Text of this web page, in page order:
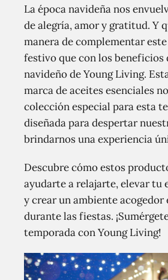
La época navideña nos
de alegría, amor y gratitud. Y
manera de complementar
festivo que con los beneficios
navideño de Young Living.
marca de aceites esenciales
colección especial para esta
diseñada para despertar
brindarnos una experiencia
Descubre cómo estos
ayudarte a relajarte, elevar tu
y crear un ambiente acogedor
durante las fiestas.
temporada con Young Living!